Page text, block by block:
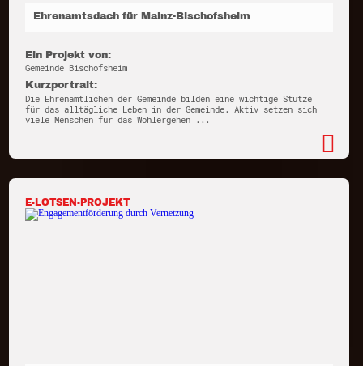
Ehrenamtsdach für Mainz-Bischofsheim
Ein Projekt von:
Gemeinde Bischofsheim
Kurzportrait:
Die Ehrenamtlichen der Gemeinde bilden eine wichtige Stütze
für das alltägliche Leben in der Gemeinde. Aktiv setzen sich
viele Menschen für das Wohlergehen ...
E-LOTSEN-PROJEKT